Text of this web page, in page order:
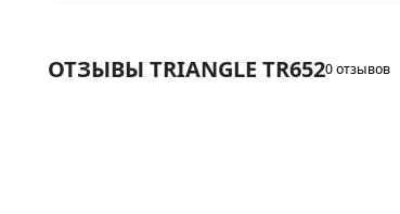
ОТЗЫВЫ TRIANGLE TR6520 отзывов